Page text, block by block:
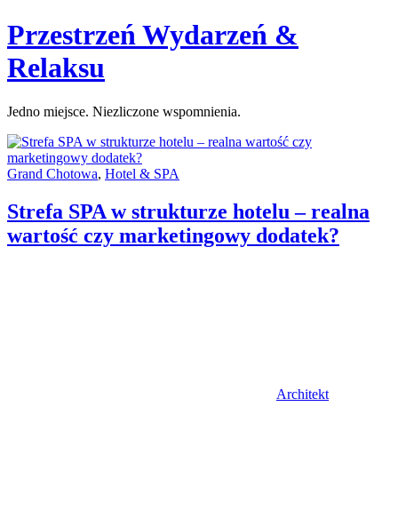
Skip
to
content
Przestrzeń Wydarzeń &
Relaksu
Jedno miejsce. Niezliczone wspomnienia.
Categories:
Grand Chotowa, Hotel & SPA
Strefa SPA w strukturze hotelu – realna
wartość czy marketingowy dodatek?
Architekt